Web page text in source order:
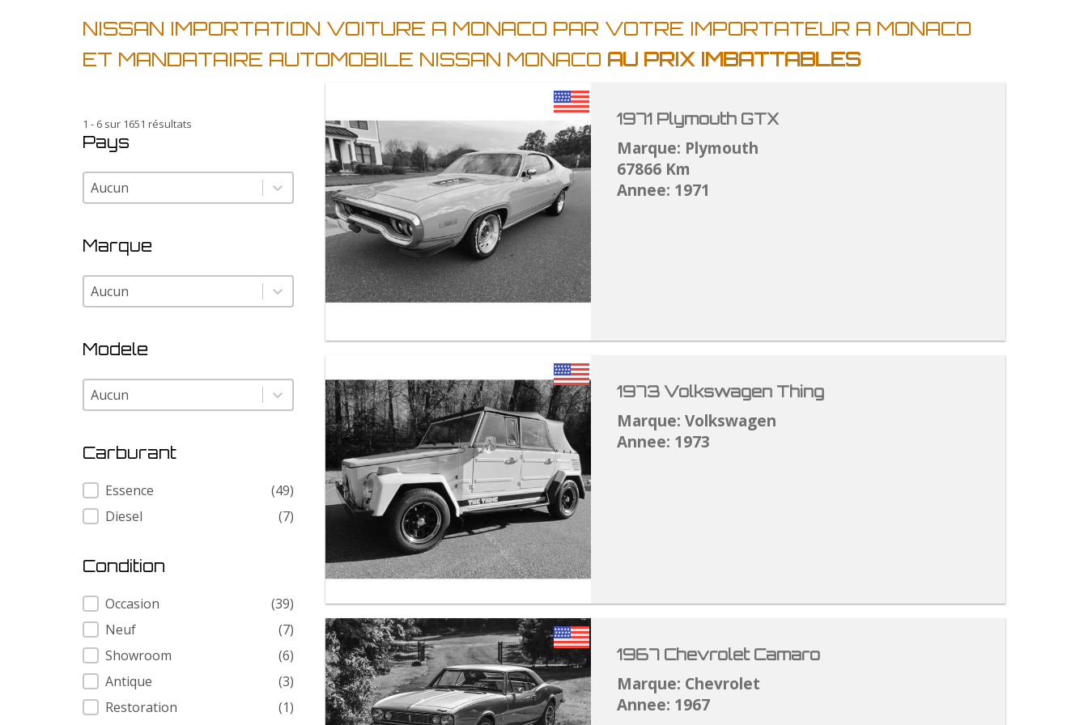
NISSAN IMPORTATION VOITURE A MONACO PAR VOTRE IMPORTATEUR A MONACO
ET MANDATAIRE AUTOMOBILE NISSAN MONACO AU PRIX IMBATTABLES
1 - 6 sur 1651 résultats
Pays
Pays
Pays
Marque
Marque
Marque
Modele
Modele
Modele
Carburant
Carburant
Essence
(49)
Diesel
(7)
Condition
Condition
Occasion
(39)
Neuf
(7)
Showroom
(6)
Antique
(3)
Restoration
(1)
1971 Plymouth GTX
Marque: Plymouth
67866 Km
Annee: 1971
1973 Volkswagen Thing
Marque: Volkswagen
Annee: 1973
1967 Chevrolet Camaro
Marque: Chevrolet
Annee: 1967